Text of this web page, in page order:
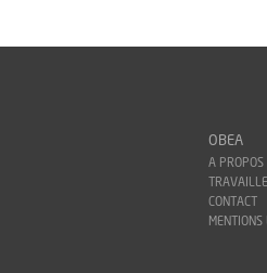
OBEA
A PROPOS
CONTACT
MENTIONS